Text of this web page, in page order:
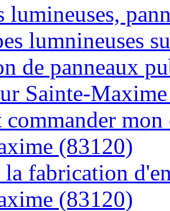
lumineuses,
lumnineuses
de panneaux
Sainte-
commander
(83120)
fabrication
(83120)